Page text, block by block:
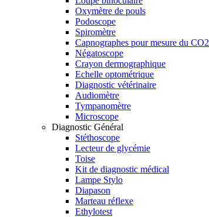
Oxymètre de pouls
Podoscope
Spiromètre
Capnographes pour mesure du CO2
Négatoscope
Crayon dermographique
Echelle optométrique
Diagnostic vétérinaire
Audiomètre
Tympanomètre
Microscope
Diagnostic Général
Stéthoscope
Lecteur de glycémie
Toise
Kit de diagnostic médical
Lampe Stylo
Diapason
Marteau réflexe
Ethylotest